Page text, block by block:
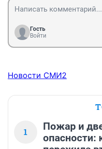
Гость
Войти
Новости СМИ2
1
Пожар и
опасности: